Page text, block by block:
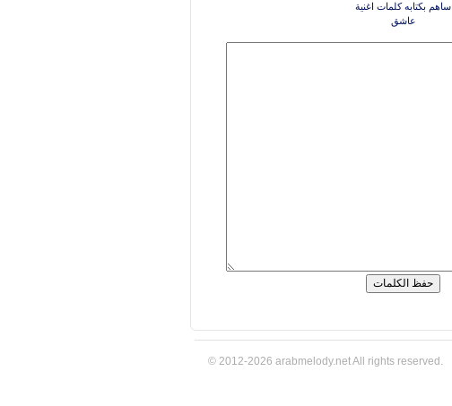
ساهم بكتابه كلمات اغنية
عاشق
© 2012-2026 arabmelody.net All rights reserved.